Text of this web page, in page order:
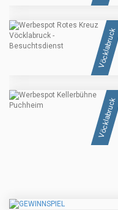
Vöcklabruck
Vöcklabruck